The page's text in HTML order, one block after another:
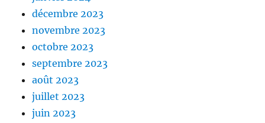
décembre 2023
novembre 2023
octobre 2023
septembre 2023
août 2023
juillet 2023
juin 2023